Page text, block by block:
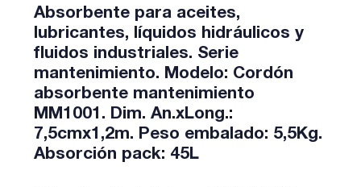
Absorbente para aceites,
lubricantes, líquidos hidráulicos y
fluidos industriales. Serie
mantenimiento. Modelo: Cordón
absorbente mantenimiento
MM1001. Dim. An.xLong.:
7,5cmx1,2m. Peso embalado: 5,5Kg.
Absorción pack: 45L